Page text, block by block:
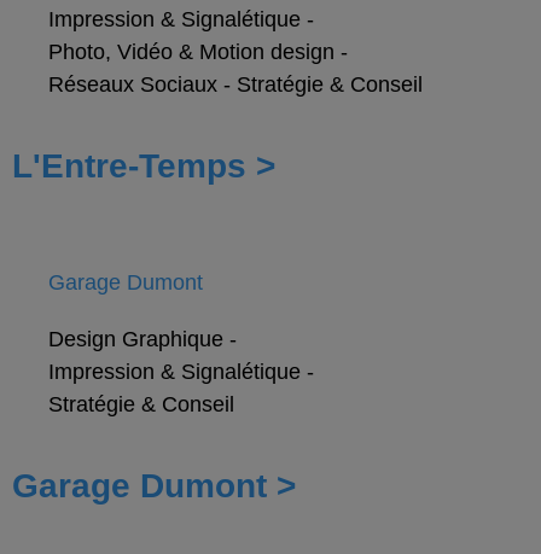
Impression & Signalétique -
Photo, Vidéo & Motion design -
Réseaux Sociaux - Stratégie & Conseil
L'Entre-Temps >
Garage Dumont
Design Graphique -
Impression & Signalétique -
Stratégie & Conseil
Garage Dumont >